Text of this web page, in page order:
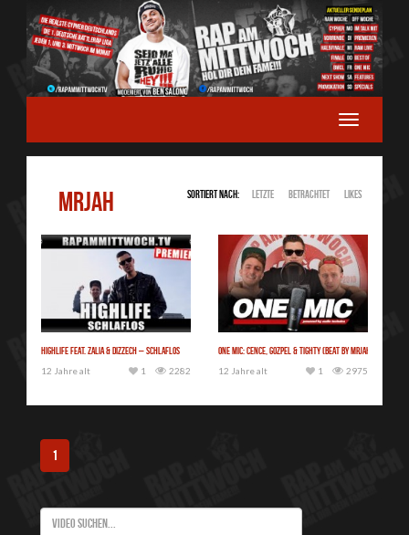
MRJAH Sortiert nach: Letzte Betrachtet Likes
Highlife feat. Zalia & Dizzech – Schlaflos
12 Jahre alt
2282
1
One Mic: Cence, Gozpel & Tighty (Beat by MRJAH)
12 Jahre alt
2975
1
1